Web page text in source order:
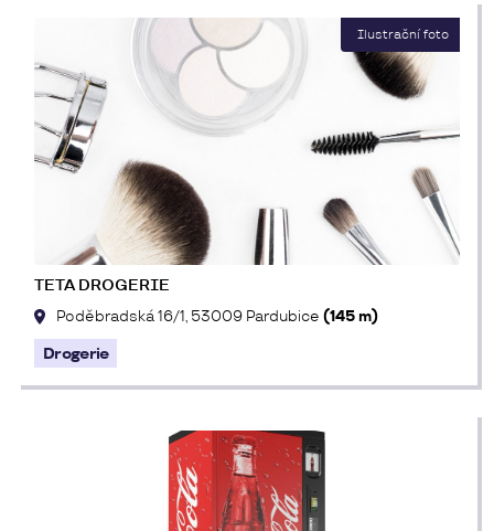
TETA DROGERIE
Poděbradská 16/1, 53009 Pardubice (145 m)
Drogerie